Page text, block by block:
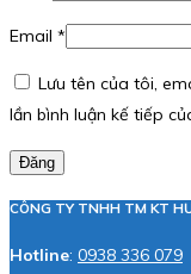
Email *
Lưu tên của tôi,
lần bình luận kế tiếp
Đăng
CÔNG TY TNHH TM KT
Hotline: 0938 336 079